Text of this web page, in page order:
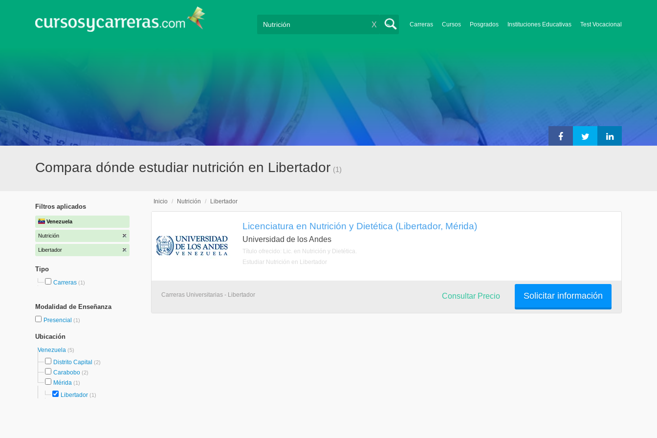
Carreras Cursos Posgrados Instituciones Educativas Test Vocacional
X
Compara dónde estudiar nutrición en Libertador (1)
Filtros aplicados
Venezuela
Nutrición
Libertador
Tipo
Carreras (1)
Modalidad de Enseñanza
Presencial (1)
Ubicación
Venezuela (5)
Distrito Capital (2)
Carabobo (2)
Mérida (1)
Libertador (1)
Inicio / Nutrición / Libertador
Licenciatura en Nutrición y Dietética (Libertador, Mérida)
Universidad de los Andes
Título ofrecido: Lic. en Nutrición y Dietética.
Estudiar Nutrición en Libertador
Carreras Universitarias - Libertador Solicitar información
Consultar Precio